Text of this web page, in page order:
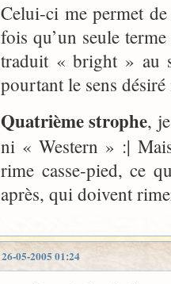
Celui-ci me permet
fois qu’un seule
traduit « bright » au
pourtant le sens
Quatrième strophe,
ni « Western » :|
rime casse-pied, ce
après, qui doivent
26-05-2005 01:24